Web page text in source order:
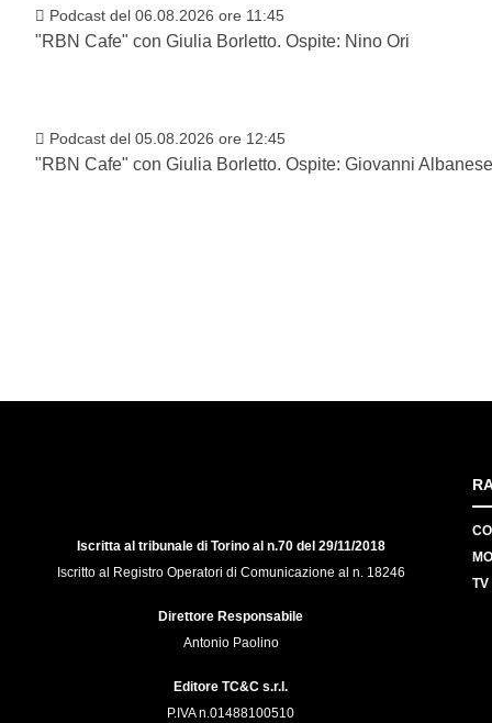
Podcast del 06.08.2026 ore 11:45
"RBN Cafe" con Giulia Borletto. Ospite: Nino Ori
Podcast del 05.08.2026 ore 12:45
"RBN Cafe" con Giulia Borletto. Ospite: Giovanni
Iscritta al tribunale di Torino al n.70 del 29/11/2018
Iscritto al Registro Operatori di Comunicazione al n. 18246
Direttore Responsabile
Antonio Paolino
Editore TC&C s.r.l.
P.IVA n.01488100510
TV